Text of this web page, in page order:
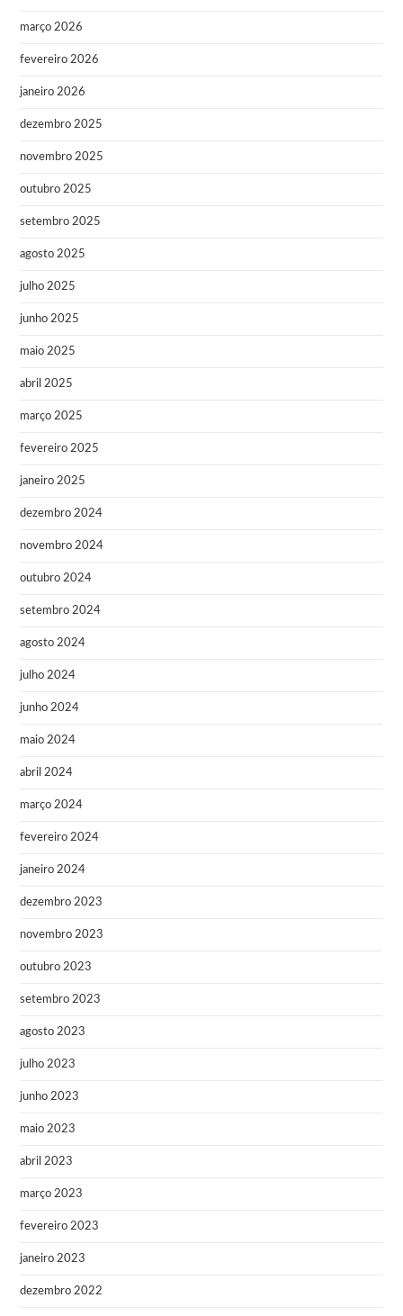
março 2026
fevereiro 2026
janeiro 2026
dezembro 2025
novembro 2025
outubro 2025
setembro 2025
agosto 2025
julho 2025
junho 2025
maio 2025
abril 2025
março 2025
fevereiro 2025
janeiro 2025
dezembro 2024
novembro 2024
outubro 2024
setembro 2024
agosto 2024
julho 2024
junho 2024
maio 2024
abril 2024
março 2024
fevereiro 2024
janeiro 2024
dezembro 2023
novembro 2023
outubro 2023
setembro 2023
agosto 2023
julho 2023
junho 2023
maio 2023
abril 2023
março 2023
fevereiro 2023
janeiro 2023
dezembro 2022